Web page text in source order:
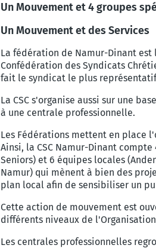
Un Mouvement et 4 groupes
Un Mouvement et des Services
La fédération de Namur-Dinant
Confédération des Syndicats
fait le syndicat le plus
La CSC s'organise aussi sur une
à une centrale professionnelle.
Les Fédérations mettent en place
Ainsi, la CSC Namur-Dinant compte
Seniors) et 6 équipes locales
Namur) qui mènent à bien des
plan local afin de sensibiliser un
Cette action de mouvement est
différents niveaux de
Les centrales professionnelles